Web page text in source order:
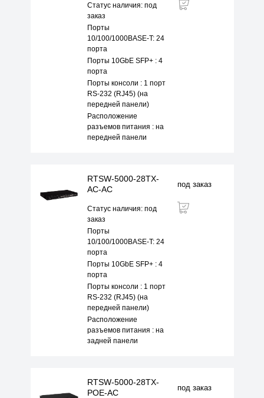
Статус наличия: под
заказ
Порты
10/100/1000BASE-T: 24
порта
Порты 10GbE SFP+ : 4
порта
Порты консоли : 1 порт
RS-232 (RJ45) (на
передней панели)
Расположение
разъемов питания : на
передней панели
RTSW-5000-28TX-
AC-AC
Статус наличия: под
заказ
Порты
10/100/1000BASE-T: 24
порта
Порты 10GbE SFP+ : 4
порта
Порты консоли : 1 порт
RS-232 (RJ45) (на
передней панели)
Расположение
разъемов питания : на
задней панели
под заказ
RTSW-5000-28TX-
POE-AC
под заказ